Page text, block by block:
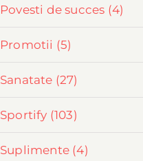
Povesti de succes (4)
Promotii (5)
Sanatate (27)
Sportify (103)
Suplimente (4)